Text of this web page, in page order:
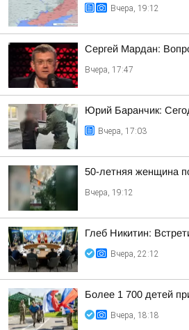
Вчера, 19:12
Сергей Мардан:
Вчера, 17:47
Юрий Баранчик:
Вчера, 17:03
50-летняя женщина
Вчера, 19:12
Глеб Никитин:
Вчера, 22:12
Более 1 700 детей
Вчера, 18:18